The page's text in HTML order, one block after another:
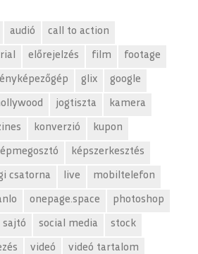
audió call to action
előrejelzés film footage
glix google
jogtiszta kamera
konverzió kupon
képszerkesztés
csatorna live mobiltelefon
onepage.space photoshop
sajtó social media stock
videó videó tartalom